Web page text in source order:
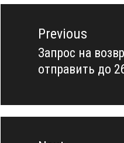
Навигация
записямPrevious
Previous
post:
Запрос на
отправить до